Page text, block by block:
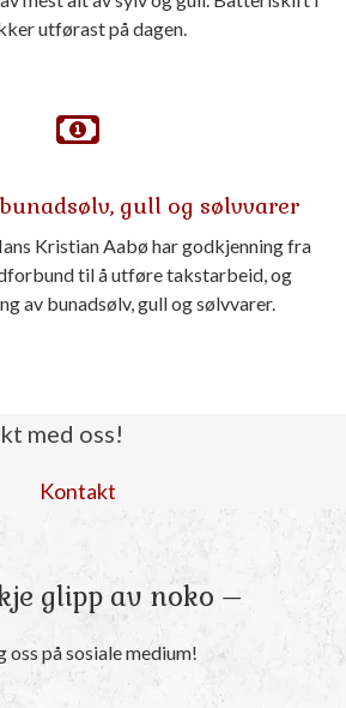
utførast på dagen.
gull og sølvvarer
Kristian Aabø har godkjenning fra
til å utføre takstarbeid, og
av bunadsølv, gull og sølvvarer.
med oss!
Kontakt
glipp av noko –
oss på sosiale medium!